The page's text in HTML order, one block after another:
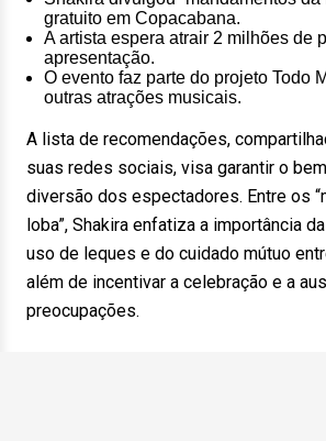
gratuito em Copacabana.
A artista espera atrair 2 milhões de
apresentação.
O evento faz parte do projeto Todo
outras atrações musicais.
A lista de recomendações,
suas redes sociais, visa garantir o
diversão dos espectadores. Entre os
loba”, Shakira enfatiza a importância
uso de leques e do cuidado mútuo
além de incentivar a celebração e a
preocupações.